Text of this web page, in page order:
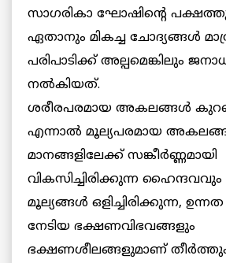
സാഗരികാ ഘോഷിന്റെ
ഏതാനും മികച്ച ചോദ്യങ്ങള്‍
പരിപാടിക്ക് അല്പമെങ്കിലും
നല്‍കിയത്.
ശരീരപരമായ അകലങ്ങള്‍
എന്നാല്‍ മൂല്യപരമായ
മാനങ്ങളിലേക്ക് സങ്കീര്‍ണ്ണമായി
വികസിച്ചിരിക്കുന്ന
മൂല്യങ്ങള്‍ ഒളിച്ചിരിക്കുന്ന,
നേടിയ ഭക്ഷണവിഭവങ്ങളും
ഭക്ഷണശീലങ്ങളുമാണ് തീര്‍ത്തും